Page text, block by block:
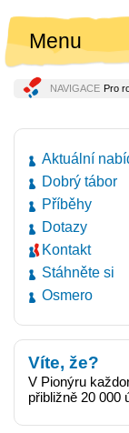
Menu
NAVIGACE Pro
Aktuální
Dobrý tábor
Příběhy
Dotazy
Kontakt
Stáhněte si
Osmero
Víte, že?
V Pionýru
přibližně 20 000